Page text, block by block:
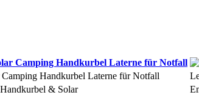
Handkurbel Laterne für Notfall
& Solar